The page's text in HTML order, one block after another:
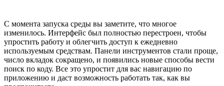
С момента запуска среды вы заметите, что многое
изменилось. Интерфейс был полностью перестроен, чтобы
упростить работу и облегчить доступ к ежедневно
используемым средствам. Панели инструментов стали проще,
число вкладок сокращено, и появились новые способы вести
поиск по коду. Все это упростит для вас навигацию по
приложению и даст возможность работать так, как вы